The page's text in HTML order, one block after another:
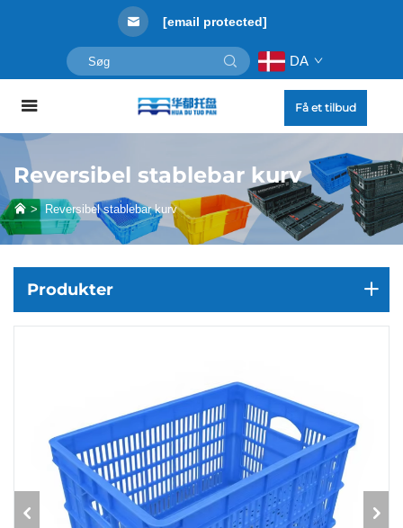
[email protected]
DA
Få et tilbud
Reversibel stablebar kurv
> Reversibel stablebar kurv
Produkter